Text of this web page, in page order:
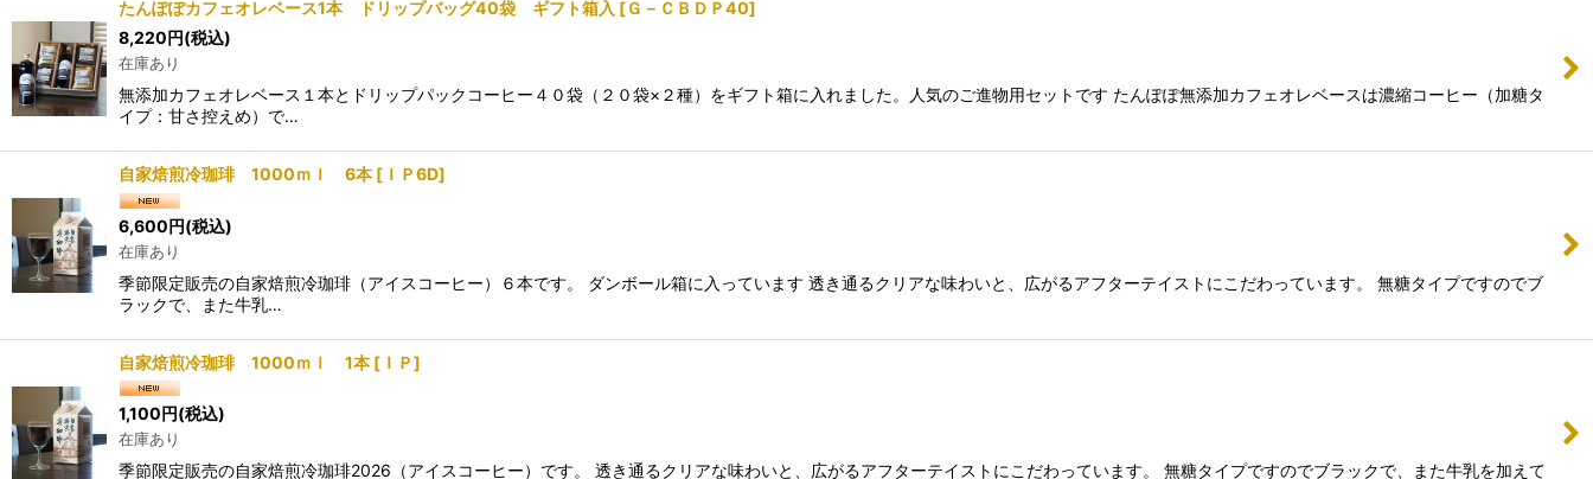
たんぽぽカフェオレベース1本 ドリップバッグ40袋 ギフト箱入 [Ｇ－ＣＢＤＰ40]
8,220円(税込)
在庫あり
無添加カフェオレベース１本とドリップパックコーヒー４０袋（２０袋×２種）をギフト箱に入れました。人気のご進物用セットです たんぽぽ無添加カフェオレベースは濃縮コーヒー（加糖タ
イプ：甘さ控えめ）で…
自家焙煎冷珈琲 1000ｍｌ 6本 [ ＩＰ6D]
6,600円(税込)
在庫あり
季節限定販売の自家焙煎冷珈琲（アイスコーヒー）６本です。 ダンボール箱に入っています 透き通るクリアな味わいと、広がるアフターテイストにこだわっています。 無糖タイプですのでブ
ラックで、また牛乳…
自家焙煎冷珈琲 1000ｍｌ 1本 [ ＩＰ]
1,100円(税込)
在庫あり
季節限定販売の自家焙煎冷珈琲2026（アイスコーヒー）です。 透き通るクリアな味わいと、広がるアフターテイストにこだわっています。 無糖タイプですのでブラックで、また牛乳を加えて